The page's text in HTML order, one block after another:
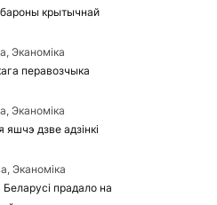
крытычнай
Эканоміка
перавозчыка
Эканоміка
дзве адзінкі
Эканоміка
прадало на